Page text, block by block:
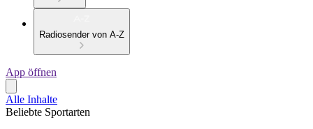
Radiosender von A-Z
App öffnen
Alle Inhalte
Beliebte Sportarten